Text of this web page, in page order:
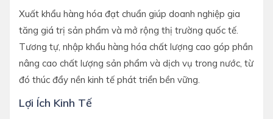
Xuất khẩu hàng hóa đạt chuẩn giúp doanh nghiệp gia
tăng giá trị sản phẩm và mở rộng thị trường quốc tế.
Tương tự, nhập khẩu hàng hóa chất lượng cao góp phần
nâng cao chất lượng sản phẩm và dịch vụ trong nước, từ
đó thúc đẩy nền kinh tế phát triển bền vững.
Lợi Ích Kinh Tế